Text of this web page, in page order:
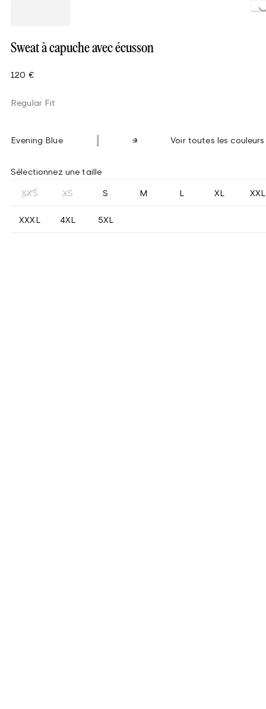
Sweat à capuche avec écusson
120 €
Regular Fit
Evening Blue Voir toutes les couleurs
Sélectionnez une taille
XXS XS S M L XL XXL
XXXL 4XL 5XL